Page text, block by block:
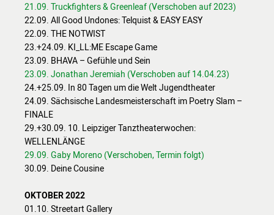
21.09. Truckfighters & Greenleaf (Verschoben auf 2023)
22.09. All Good Undones: Telquist & EASY EASY
22.09. THE NOTWIST
23.+24.09. KI_LL:ME Escape Game
23.09. BHAVA – Gefühle und Sein
23.09. Jonathan Jeremiah (Verschoben auf 14.04.23)
24.+25.09. In 80 Tagen um die Welt Jugendtheater
24.09. Sächsische Landesmeisterschaft im Poetry Slam –
FINALE
29.+30.09. 10. Leipziger Tanztheaterwochen:
WELLENLÄNGE
29.09. Gaby Moreno (Verschoben, Termin folgt)
30.09. Deine Cousine
OKTOBER 2022
01.10. Streetart Gallery